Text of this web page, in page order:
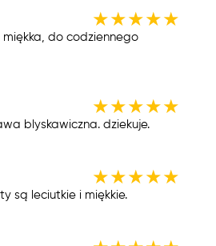
★★★★★
do codziennego
★★★★★
blyskawiczna. dziekuje.
★★★★★
są leciutkie i miękkie.